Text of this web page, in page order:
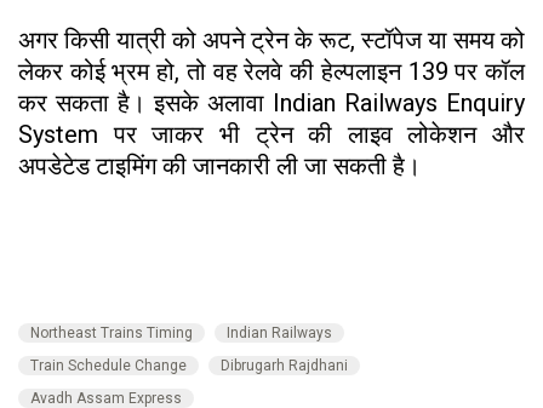
अगर किसी यात्री को अपने ट्रेन के रूट, स्टॉपेज या समय को
लेकर कोई भ्रम हो, तो वह रेलवे की हेल्पलाइन 139 पर कॉल
कर सकता है। इसके अलावा Indian Railways Enquiry
System पर जाकर भी ट्रेन की लाइव लोकेशन और
अपडेटेड टाइमिंग की जानकारी ली जा सकती है।
Northeast Trains Timing
Indian Railways
Train Schedule Change
Dibrugarh Rajdhani
Avadh Assam Express